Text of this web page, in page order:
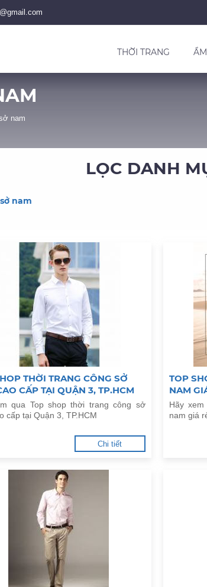
THỜI TRANG
nam
LỌC DANH
nam
THỜI TRANG CÔNG SỞ
CẤP TẠI QUẬN 3, TP.HCM
qua Top shop thời trang công sở
cấp tại Quận 3, TP.HCM
Chi tiết
TOP
NAM
Hãy
nam giá